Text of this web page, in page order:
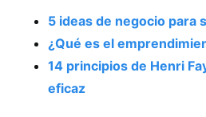
5 ideas de negocio para
¿Qué es el
14 principios de Henri
eficaz